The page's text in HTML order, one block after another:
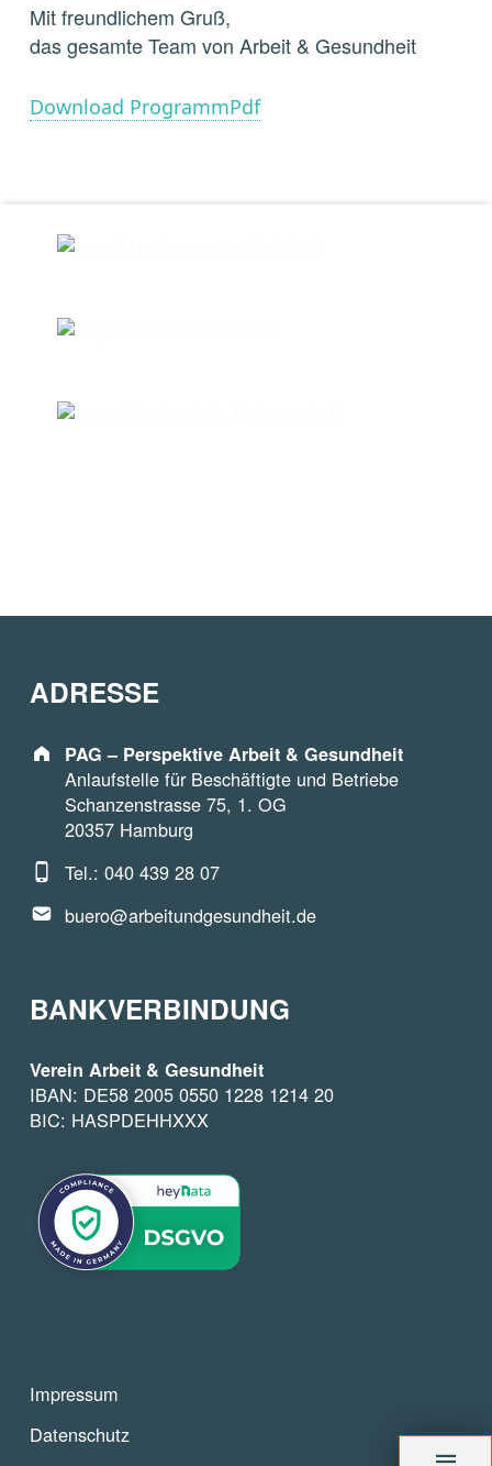
Mit freundlichem Gruß,
das gesamte Team von Arbeit & Gesundheit
Download ProgrammPdf
ADRESSE
Address:
PAG – Perspektive Arbeit & Gesundheit
Anlaufstelle für Beschäftigte und Betriebe
Schanzenstrasse 75, 1. OG
20357 Hamburg
Phone number:
Tel.: 040 439 28 07
Email address:
buero@arbeitundgesundheit.de
BANKVERBINDUNG
Verein Arbeit & Gesundheit
IBAN: DE58 2005 0550 1228 1214 20
BIC: HASPDEHHXXX
Impressum
Datenschutz